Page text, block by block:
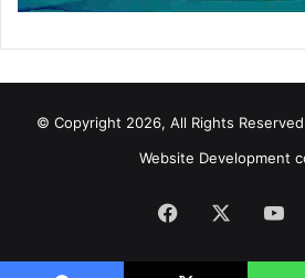
© Copyright 2026, All Rights
Website Development
Facebook